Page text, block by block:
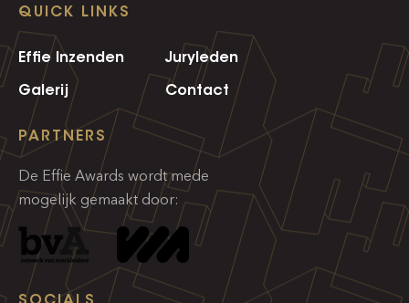
QUICK LINKS
Effie Inzenden
Juryleden
Galerij
Contact
PARTNERS
De Effie Awards wordt mede
mogelijk gemaakt door:
SOCIALS